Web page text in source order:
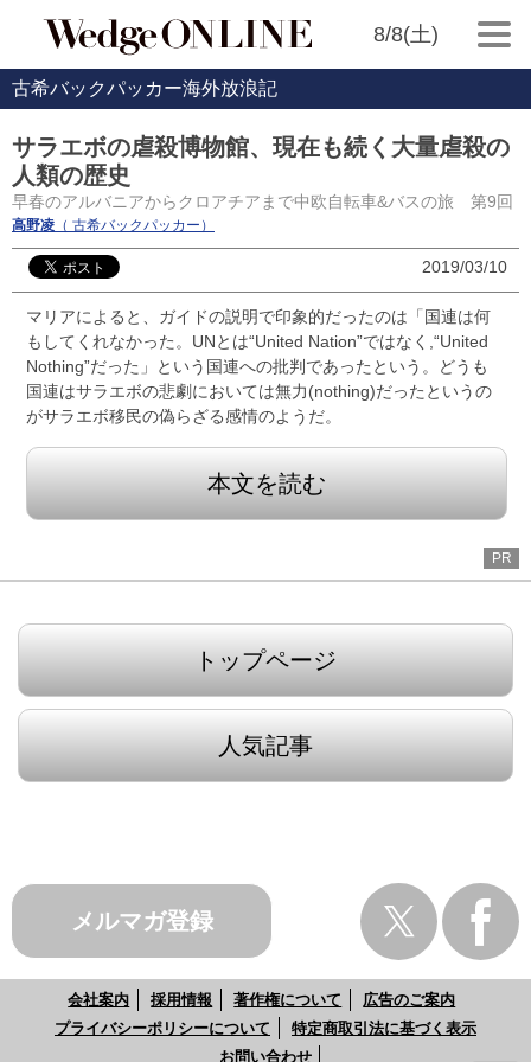
8/8(土)
古希バックパッカー海外放浪記
サラエボの虐殺博物館、現在も続く大量虐殺の
人類の歴史
早春のアルバニアからクロアチアまで中欧自転車&バスの旅 第9回
高野凌 （ 古希バックパッカー）
2019/03/10
マリアによると、ガイドの説明で印象的だったのは「国連は何
もしてくれなかった。UNとは“United Nation”ではなく,“United
Nothing”だった」という国連への批判であったという。どうも
国連はサラエボの悲劇においては無力(nothing)だったというの
がサラエボ移民の偽らざる感情のようだ。
本文を読む
PR
トップページ
人気記事
メルマガ登録
会社案内 採用情報 著作権について
広告のご案内
プライバシーポリシーについて
特定商取引法に基づく表示
お問い合わせ